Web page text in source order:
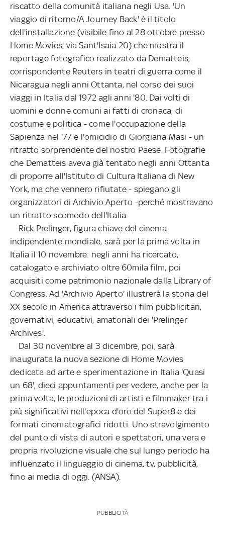
riscatto della comunità italiana negli Usa. 'Un
viaggio di ritorno/A Journey Back' è il titolo
dell'installazione (visibile fino al 28 ottobre presso
Home Movies, via Sant'Isaia 20) che mostra il
reportage fotografico realizzato da Dematteis,
corrispondente Reuters in teatri di guerra come il
Nicaragua negli anni Ottanta, nel corso dei suoi
viaggi in Italia dal 1972 agli anni '80. Dai volti di
uomini e donne comuni ai fatti di cronaca, di
costume e politica - come l'occupazione della
Sapienza nel '77 e l'omicidio di Giorgiana Masi - un
ritratto sorprendente del nostro Paese. Fotografie
che Dematteis aveva già tentato negli anni Ottanta
di proporre all'Istituto di Cultura Italiana di New
York, ma che vennero rifiutate - spiegano gli
organizzatori di Archivio Aperto -perché mostravano
un ritratto scomodo dell'Italia.
Rick Prelinger, figura chiave del cinema
indipendente mondiale, sarà per la prima volta in
Italia il 10 novembre: negli anni ha ricercato,
catalogato e archiviato oltre 60mila film, poi
acquisiti come patrimonio nazionale dalla Library of
Congress. Ad 'Archivio Aperto' illustrerà la storia del
XX secolo in America attraverso i film pubblicitari,
governativi, educativi, amatoriali dei 'Prelinger
Archives'.
Dal 30 novembre al 3 dicembre, poi, sarà
inaugurata la nuova sezione di Home Movies
dedicata ad arte e sperimentazione in Italia 'Quasi
un 68', dieci appuntamenti per vedere, anche per la
prima volta, le produzioni di artisti e filmmaker tra i
più significativi nell'epoca d'oro del Super8 e dei
formati cinematografici ridotti. Uno stravolgimento
del punto di vista di autori e spettatori, una vera e
propria rivoluzione visuale che sul lungo periodo ha
influenzato il linguaggio di cinema, tv, pubblicità,
fino ai media di oggi. (ANSA).
PUBBLICITÀ